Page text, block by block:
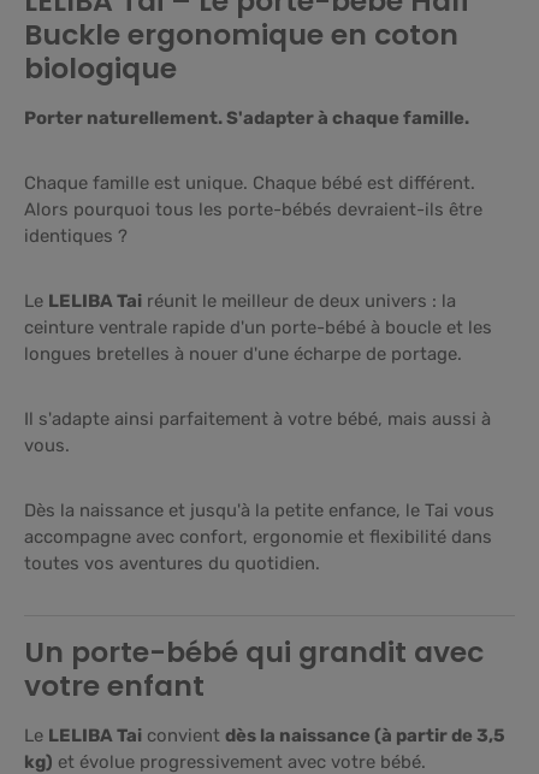
Buckle ergonomique en coton
biologique
Porter naturellement. S'adapter à chaque famille.
Chaque famille est unique. Chaque bébé est différent.
Alors pourquoi tous les porte-bébés devraient-ils être
identiques ?
Le LELIBA Tai réunit le meilleur de deux univers : la
ceinture ventrale rapide d'un porte-bébé à boucle et les
longues bretelles à nouer d'une écharpe de portage.
Il s'adapte ainsi parfaitement à votre bébé, mais aussi à
vous.
Dès la naissance et jusqu'à la petite enfance, le Tai vous
accompagne avec confort, ergonomie et flexibilité dans
toutes vos aventures du quotidien.
Un porte-bébé qui grandit avec
votre enfant
Le LELIBA Tai convient dès la naissance (à partir de 3,5
kg) et évolue progressivement avec votre bébé.